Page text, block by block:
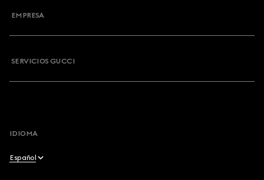
EMPRESA
SERVICIOS GUCCI
IDIOMA
Español